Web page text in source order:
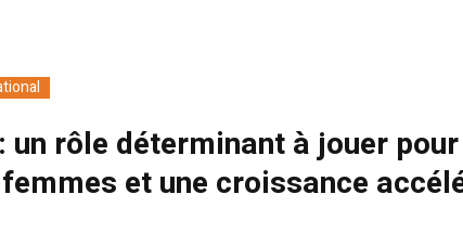
rôle déterminant à jouer pour
et une croissance